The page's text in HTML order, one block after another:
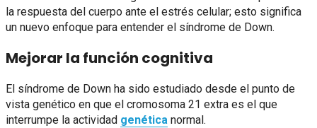
la respuesta del cuerpo ante el estrés celular; esto significa
un nuevo enfoque para entender el síndrome de Down.
Mejorar la función cognitiva
El síndrome de Down ha sido estudiado desde el punto de
vista genético en que el cromosoma 21 extra es el que
interrumpe la actividad genética normal.